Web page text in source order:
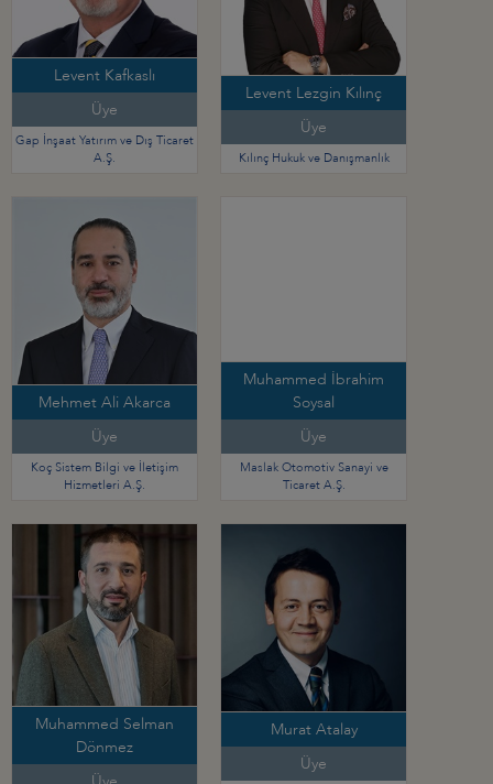
Levent Kafkaslı
Üye
Gap İnşaat Yatırım ve Dış Ticaret
A.Ş.
Levent Lezgin Kılınç
Üye
Kılınç Hukuk ve Danışmanlık
Mehmet Ali Akarca
Üye
Koç Sistem Bilgi ve İletişim
Hizmetleri A.Ş.
Muhammed İbrahim
Soysal
Üye
Maslak Otomotiv Sanayi ve
Ticaret A.Ş.
Muhammed Selman
Dönmez
Murat Atalay
Üye